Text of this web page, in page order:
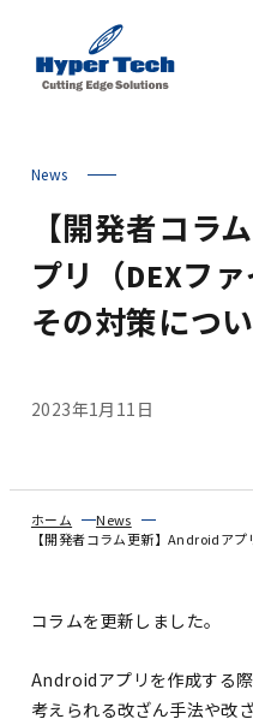
【開発者コラ
プリ（DEXフ
その対策につ
News
2023年1月11日
ホーム
News
コラムを更新しました。
Androidアプリを作成する
考えられる改ざん手法や改